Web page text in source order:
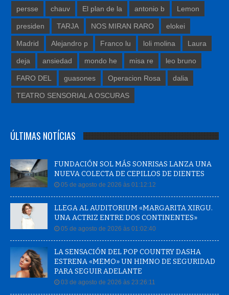
persse chauv El plan de la antonio b Lemon
presiden TARJA NOS MIRAN RARO elokei
Madrid Alejandro p Franco lu loli molina Laura
deja ansiedad mondo he misa re leo bruno
FARO DEL guasones Operacion Rosa dalia
TEATRO SENSORIAL A OSCURAS
ÚLTIMAS NOTÍCIAS
FUNDACIÓN SOL MÁS SONRISAS LANZA UNA
NUEVA COLECTA DE CEPILLOS DE DIENTES
05 de agosto de 2026 às 01:12:12
LLEGA AL AUDITORIUM «MARGARITA XIRGU.
UNA ACTRIZ ENTRE DOS CONTINENTES»
05 de agosto de 2026 às 01:02:40
LA SENSACIÓN DEL POP COUNTRY DASHA
ESTRENA «MEMO» UN HIMNO DE SEGURIDAD
PARA SEGUIR ADELANTE
03 de agosto de 2026 às 23:26:11